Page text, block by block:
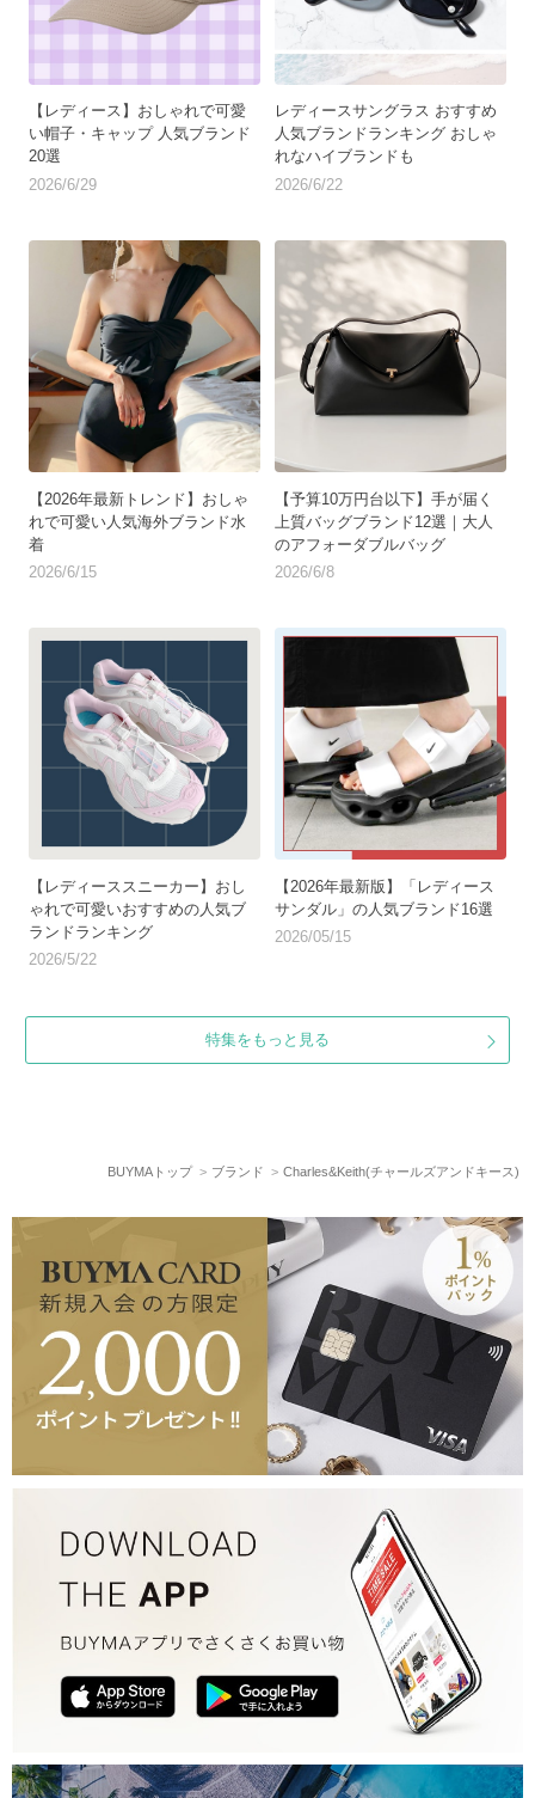
【レディース】おしゃれで可愛
い帽子・キャップ 人気ブランド
20選
2026/6/29
レディースサングラス おすすめ
人気ブランドランキング おしゃ
れなハイブランドも
2026/6/22
【2026年最新トレンド】おしゃ
れで可愛い人気海外ブランド水
着
2026/6/15
【予算10万円台以下】手が届く
上質バッグブランド12選｜大人
のアフォーダブルバッグ
2026/6/8
【レディーススニーカー】おし
ゃれで可愛いおすすめの人気ブ
ランドランキング
2026/5/22
【2026年最新版】「レディース
サンダル」の人気ブランド16選
2026/05/15
特集をもっと見る
BUYMAトップ ブランド Charles&Keith(チャールズアンドキース)